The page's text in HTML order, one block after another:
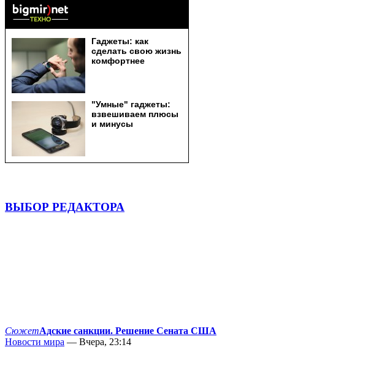
ВЫБОР РЕДАКТОРА
СюжетАдские санкции. Решение Сената США
Новости мира — Вчера, 23:14